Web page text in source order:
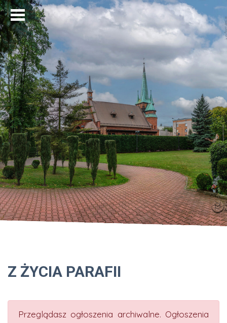
Strona główna
Z ŻYCIA PARAFII
Przeglądasz ogłoszenia archiwalne. Ogłoszenia